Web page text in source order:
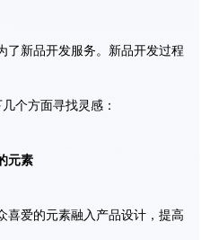
了新品开发服务。新品开发过程
个方面寻找灵感：
元素
喜爱的元素融入产品设计，提高